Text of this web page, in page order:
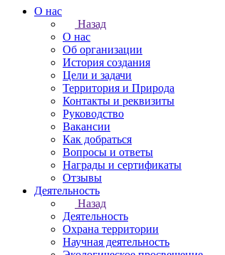
О нас
Назад
О нас
Об организации
История создания
Цели и задачи
Территория и Природа
Контакты и реквизиты
Руководство
Вакансии
Как добраться
Вопросы и ответы
Награды и сертификаты
Отзывы
Деятельность
Назад
Деятельность
Охрана территории
Научная деятельность